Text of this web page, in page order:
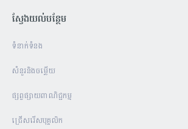
ស្វែងយល់បន្ថែម
ទំនាក់ទំនង
សំនួរនិងចម្លើយ
ផ្សព្វផ្សាយពាណិជ្ជកម្ម
ជ្រើសរើសបុគ្គលិក